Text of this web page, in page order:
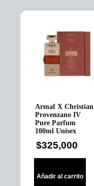
Armaf X Christian
Provenzano IV
Pure Parfum
100ml Unisex
$325,000
Añadir al carrito